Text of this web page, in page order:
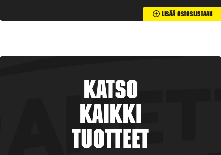
Lisää Ostoslistaan
Katso
kaikki
tuotteet